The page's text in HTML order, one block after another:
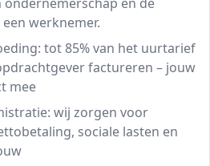
werknemer.
tot 85% van het uurtarief
factureren – jouw
mee
wij zorgen voor
sociale lasten en